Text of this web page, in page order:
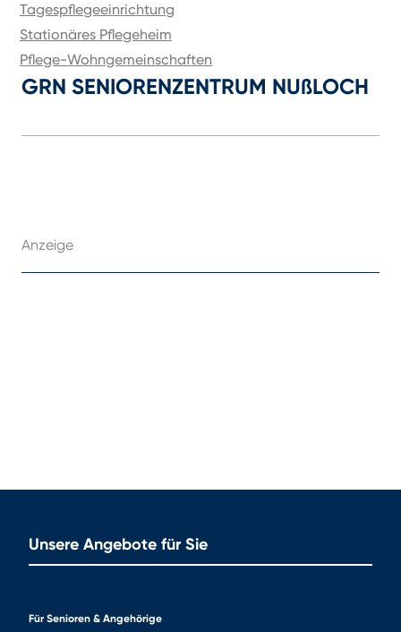
Tagespflegeeinrichtung
Stationäres Pflegeheim
Pflege-Wohngemeinschaften
GRN SENIORENZENTRUM NUßLOCH
Anzeige
Unsere Angebote für Sie
Für Senioren & Angehörige